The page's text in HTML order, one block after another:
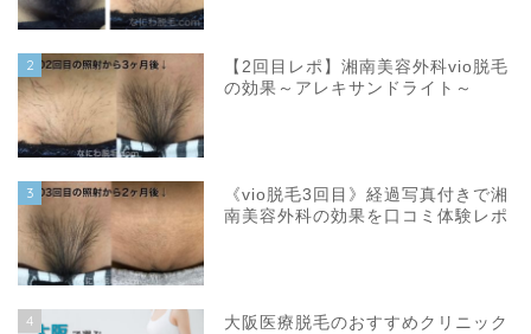
2
【2回目レポ】湘南美容外科vio脱毛
の効果～アレキサンドライト～
3
《vio脱毛3回目》経過写真付きで湘
南美容外科の効果を口コミ体験レポ
4
大阪医療脱毛のおすすめクリニック